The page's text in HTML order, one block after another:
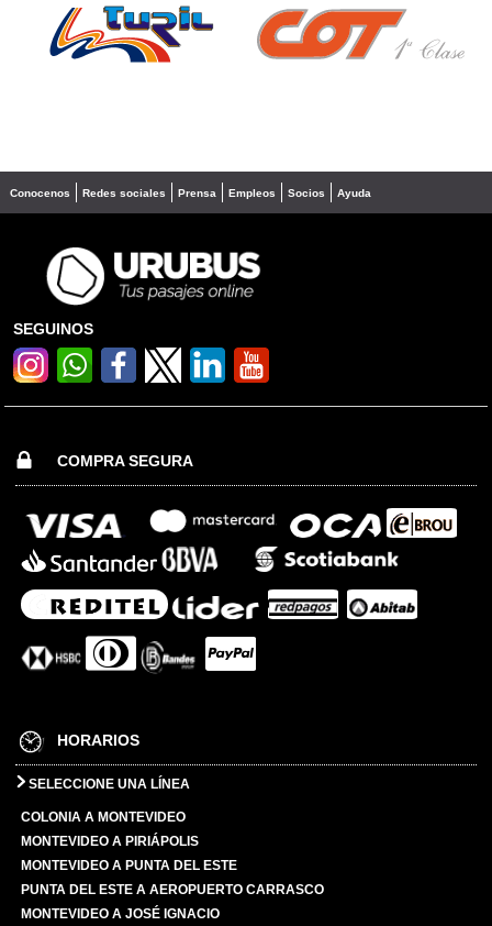
Conocenos Redes sociales Prensa Empleos Socios Ayuda
SEGUINOS
COMPRA SEGURA
HORARIOS
SELECCIONE UNA LÍNEA
COLONIA A MONTEVIDEO
MONTEVIDEO A PIRIÁPOLIS
MONTEVIDEO A PUNTA DEL ESTE
PUNTA DEL ESTE A AEROPUERTO CARRASCO
MONTEVIDEO A JOSÉ IGNACIO